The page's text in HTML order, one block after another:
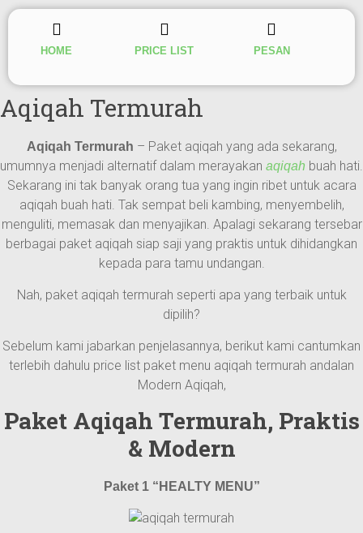
HOME PRICE LIST PESAN
Aqiqah Termurah
Aqiqah Termurah – Paket aqiqah yang ada sekarang,
umumnya menjadi alternatif dalam merayakan aqiqah buah hati.
Sekarang ini tak banyak orang tua yang ingin ribet untuk acara
aqiqah buah hati. Tak sempat beli kambing, menyembelih,
menguliti, memasak dan menyajikan. Apalagi sekarang tersebar
berbagai paket aqiqah siap saji yang praktis untuk dihidangkan
kepada para tamu undangan.
Nah, paket aqiqah termurah seperti apa yang terbaik untuk
dipilih?
Sebelum kami jabarkan penjelasannya, berikut kami cantumkan
terlebih dahulu price list paket menu aqiqah termurah andalan
Modern Aqiqah,
Paket Aqiqah Termurah, Praktis
& Modern
Paket 1 “HEALTY MENU”